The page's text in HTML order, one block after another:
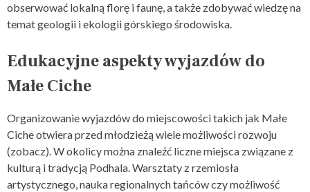
obserwować lokalną florę i faunę, a także zdobywać wiedzę na
temat geologii i ekologii górskiego środowiska.
Edukacyjne aspekty wyjazdów do
Małe Ciche
Organizowanie wyjazdów do miejscowości takich jak Małe
Ciche otwiera przed młodzieżą wiele możliwości rozwoju
(zobacz). W okolicy można znaleźć liczne miejsca związane z
kulturą i tradycją Podhala. Warsztaty z rzemiosła
artystycznego, nauka regionalnych tańców czy możliwość